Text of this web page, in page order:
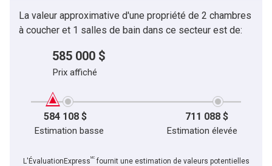
La valeur approximative d'une propriété de 2 chambres
à coucher et 1 salles de bain dans ce secteur est de:
585 000 $
Prix affiché
584 108 $ 711 088 $
Estimation basse Estimation élevée
L'ÉvaluationExpressMCfournit une estimation de valeurs potentielles